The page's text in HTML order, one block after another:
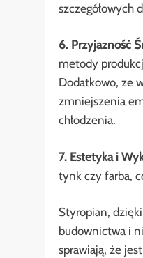
szczegółowych
6. Przyjazność
metody
Dodatkowo, ze
zmniejszenia
chłodzenia.
7. Estetyka i
tynk czy farba,
Styropian,
budownictwa i
sprawiają, że